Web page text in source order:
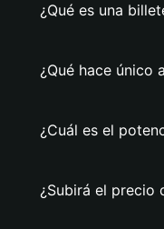
¿Qué es una
¿Qué hace único
¿Cuál es el
¿Subirá el precio